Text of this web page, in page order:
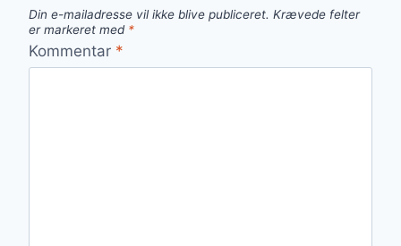
Din e-mailadresse vil ikke blive publiceret. Krævede felter
er markeret med *
Kommentar *